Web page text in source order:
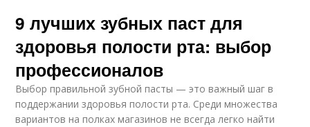
9 лучших зубных паст для
здоровья полости рта: выбор
профессионалов
Выбор правильной зубной пасты — это важный шаг в
поддержании здоровья полости рта. Среди множества
вариантов на полках магазинов не всегда легко найти